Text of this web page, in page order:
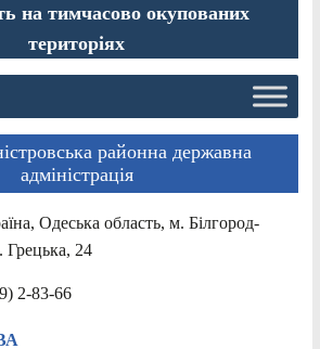
на тимчасово окупованих
територіях
районна державна
адміністрація
Одеська область, м. Білгород-
Грецька, 24
2-83-66